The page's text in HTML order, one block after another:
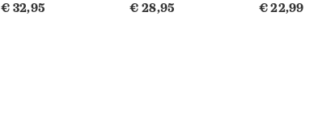
€ 32,95
€ 28,95
€ 22,99